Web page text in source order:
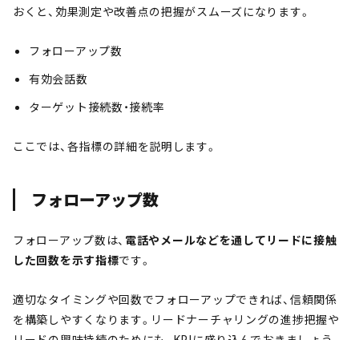
おくと、効果測定や改善点の把握がスムーズになります。
フォローアップ数
有効会話数
ターゲット接続数・接続率
ここでは、各指標の詳細を説明します。
フォローアップ数
フォローアップ数は、 電話やメールなどを通してリードに接触
した回数を示す指標です。
適切なタイミングや回数でフォローアップできれば、信頼関係
を構築しやすくなります。リードナーチャリングの進捗把握や